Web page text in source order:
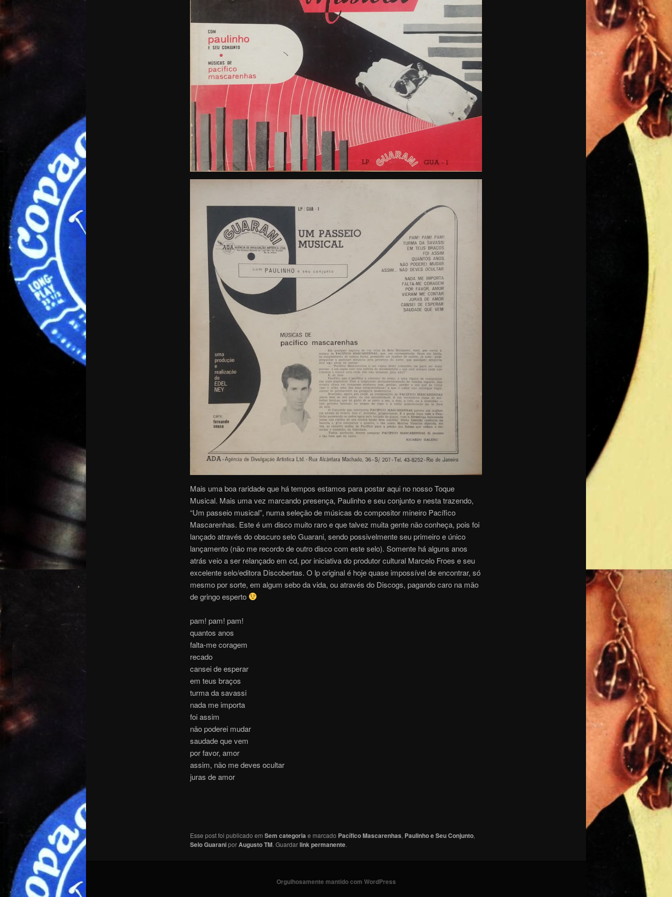
Mais uma boa raridade que há tempos estamos para postar aqui no nosso Toque
Musical. Mais uma vez marcando presença, Paulinho e seu conjunto e nesta trazendo,
“Um passeio musical”, numa seleção de músicas do compositor mineiro Pacífico
Mascarenhas. Este é um disco muito raro e que talvez muita gente não conheça, pois foi
lançado através do obscuro selo Guarani, sendo possivelmente seu primeiro e único
lançamento (não me recordo de outro disco com este selo). Somente há alguns anos
atrás veio a ser relançado em cd, por iniciativa do produtor cultural Marcelo Froes e seu
excelente selo/editora Discobertas. O lp original é hoje quase impossível de encontrar, só
mesmo por sorte, em algum sebo da vida, ou através do Discogs, pagando caro na mão
de gringo esperto
pam! pam! pam!
quantos anos
falta-me coragem
recado
cansei de esperar
em teus braços
turma da savassi
nada me importa
foi assim
não poderei mudar
saudade que vem
por favor, amor
assim, não me deves ocultar
juras de amor
Esse post foi publicado em Sem categoria e marcado Pacífico Mascarenhas, Paulinho e Seu Conjunto,
Selo GuaraniporAugusto TM. Guardarlink permanente.
Orgulhosamente mantido com WordPress